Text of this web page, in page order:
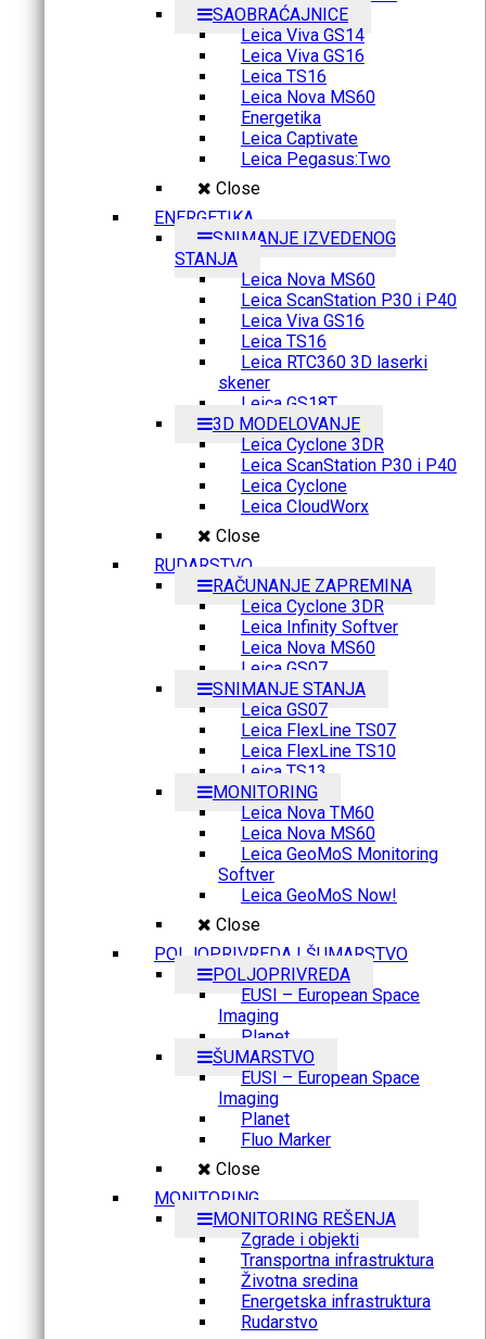
SAOBRAĆAJNICE
Leica Viva GS14
Leica Viva GS16
Leica TS16
Leica Nova MS60
Energetika
Leica Captivate
Leica Pegasus:Two
Close
ENERGETIKA
SNIMANJE IZVEDENOG
STANJA
Leica Nova MS60
Leica ScanStation P30 i P40
Leica Viva GS16
Leica TS16
Leica RTC360 3D laserki
skener
Leica GS18T
3D MODELOVANJE
Leica Cyclone 3DR
Leica ScanStation P30 i P40
Leica Cyclone
Leica CloudWorx
Close
RUDARSTVO
RAČUNANJE ZAPREMINA
Leica Cyclone 3DR
Leica Infinity Softver
Leica Nova MS60
Leica GS07
SNIMANJE STANJA
Leica GS07
Leica FlexLine TS07
Leica FlexLine TS10
Leica TS13
MONITORING
Leica Nova TM60
Leica Nova MS60
Leica GeoMoS Monitoring
Softver
Leica GeoMoS Now!
Close
POLJOPRIVREDA I ŠUMARSTVO
POLJOPRIVREDA
EUSI – European Space
Imaging
Planet
ŠUMARSTVO
EUSI – European Space
Imaging
Planet
Fluo Marker
Close
MONITORING
MONITORING REŠENJA
Zgrade i objekti
Transportna infrastruktura
Životna sredina
Energetska infrastruktura
Rudarstvo